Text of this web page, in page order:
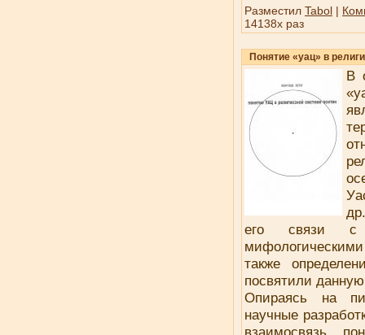
Разместил Tabol |
14138x раз
Понятие «уац» в
В
его связи с
также
посвятили
Опираясь на
научные
взаимосвязь